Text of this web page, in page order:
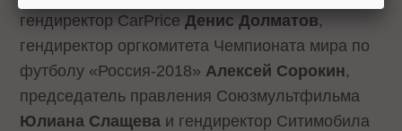
гендиректор CarPriceДенис Долматов,
гендиректор оргкомитета Чемпионата мира по
футболу «Россия-2018» Алексей Сорокин,
председатель правления Союзмультфильма
Юлиана Слащева и гендиректор Ситимобила